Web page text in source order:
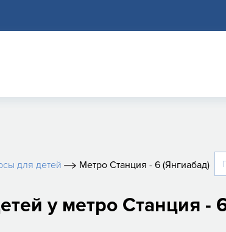
для детей Метро Станция - 6 (Янгиабад)
у метро Станция -